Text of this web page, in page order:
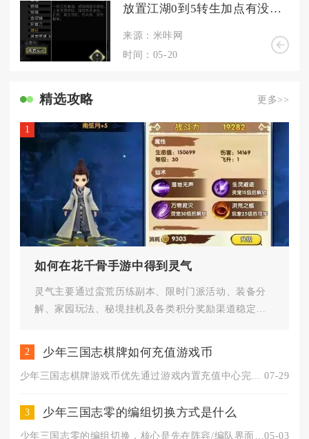
放置江湖0到5转生加点有没有必加的属性
来源：米咔网
时间：05-20
精选攻略 更多>>
1
如何在花千骨手游中得到灵气
灵气主要通过蛮荒历练副本、限时门派活动、装备分
解、家园玩法、秘境挂机及各类积分奖励渠道稳定获
2 少年三国志棋牌如何充值游戏币
07-29
3 少年三国志零的编组切换方式是什么
少年三国志零的编组切换，核心是先在阵容/编队界面保存多套预设...05-03